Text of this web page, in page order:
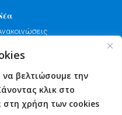
βελτιώσουμε την
κλικ στο
στη χρήση των cookies